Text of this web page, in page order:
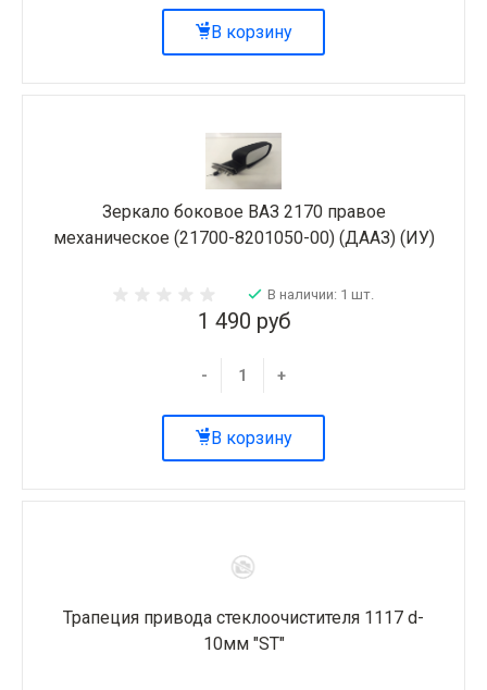
В корзину
Зеркало боковое ВАЗ 2170 правое
механическое (21700-8201050-00) (ДААЗ) (ИУ)
В наличии: 1 шт.
1 490 руб
- +
В корзину
Трапеция привода стеклоочистителя 1117 d-
10мм "ST"